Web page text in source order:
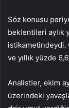
Söz konusu
beklentileri aylık
istikametindeydi.
ve yıllık yüzde
Analistler, ekim
üzerindeki